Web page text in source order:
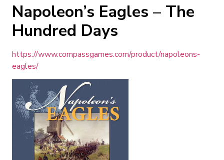
Napoleon’s Eagles – The
Hundred Days
https://www.compassgames.com/product/napoleons-
eagles/